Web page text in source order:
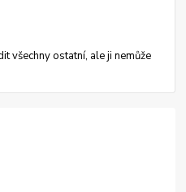
všechny ostatní, ale ji nemůže